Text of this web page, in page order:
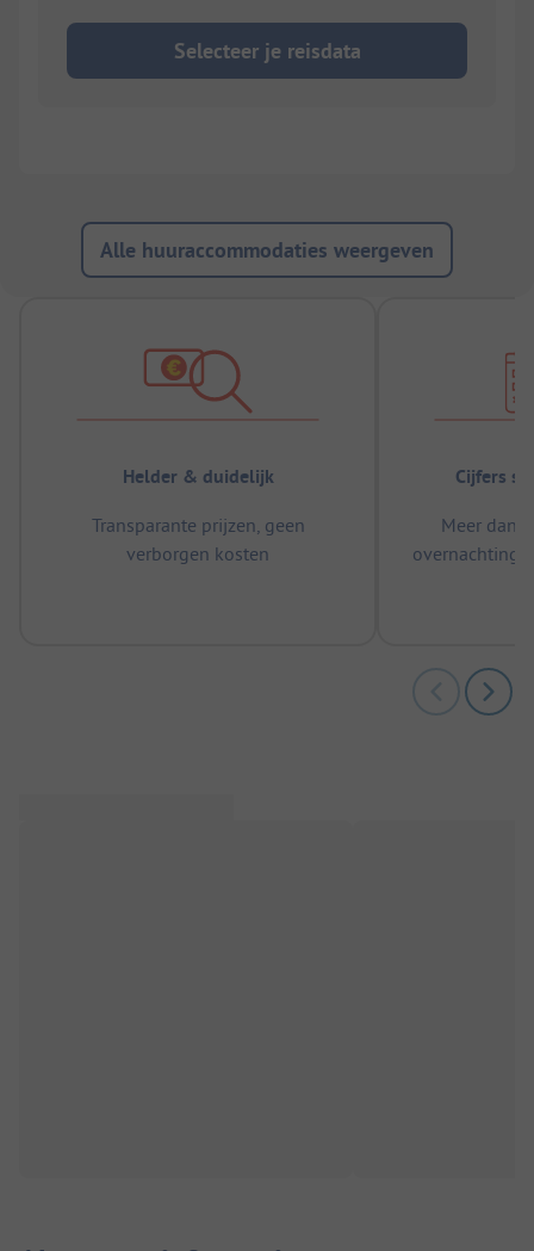
Selecteer je reisdata
Alle huuraccommodaties weergeven
Helder & duidelijk
Transparante prijzen, geen
verborgen kosten
Cijfers
Meer dan